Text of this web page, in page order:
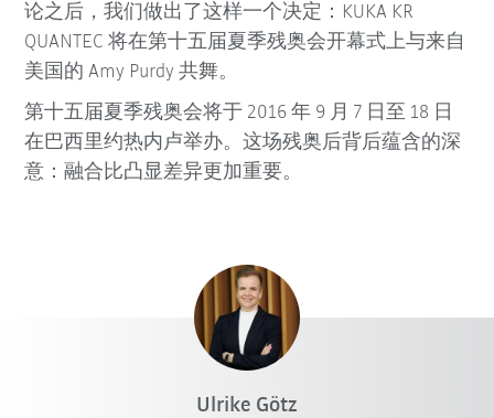
论之后，我们做出了这样一个决定：KUKA KR
QUANTEC 将在第十五届夏季残奥会开幕式上与来自
美国的 Amy Purdy 共舞。
第十五届夏季残奥会将于 2016 年 9 月 7 日至 18 日
在巴西里约热内卢举办。这场残奥后背后蕴含的深
意：融合比凸显差异更加重要。
Ulrike Götz